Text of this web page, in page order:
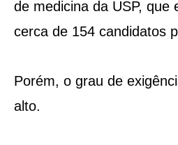
de medicina da USP, que
cerca de 154 candidatos
Porém, o grau de
alto.